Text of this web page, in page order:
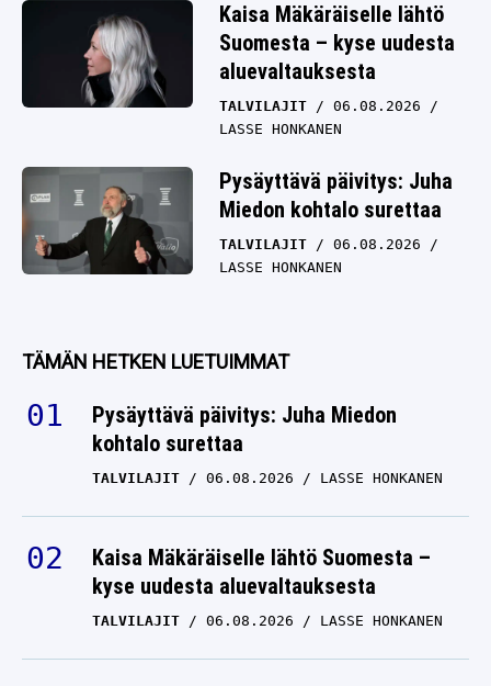
Kaisa Mäkäräiselle lähtö
Suomesta – kyse uudesta
aluevaltauksesta
TALVILAJIT
06.08.2026
LASSE HONKANEN
Pysäyttävä päivitys: Juha
Miedon kohtalo surettaa
TALVILAJIT
06.08.2026
LASSE HONKANEN
TÄMÄN HETKEN LUETUIMMAT
Pysäyttävä päivitys: Juha Miedon
kohtalo surettaa
TALVILAJIT 06.08.2026 LASSE HONKANEN
Kaisa Mäkäräiselle lähtö Suomesta –
kyse uudesta aluevaltauksesta
TALVILAJIT 06.08.2026 LASSE HONKANEN